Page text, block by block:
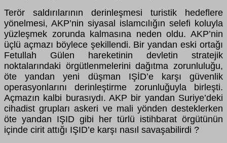
Terör saldırılarının derinleşmesi turistik hedeflere
yönelmesi, AKP’nin siyasal islamcılığın selefi koluyla
yüzleşmek zorunda kalmasına neden oldu. AKP’nin
üçlü açmazı böylece şekillendi. Bir yandan eski ortağı
Fetullah Gülen hareketinin devletin stratejik
noktalarındaki örgütlenmelerini dağıtma zorunluluğu,
öte yandan yeni düşman IŞİD’e karşı güvenlik
operasyonlarını derinleştirme zorunluğuyla birleşti.
Açmazın kalbi burasıydı. AKP bir yandan Suriye’deki
cihadist grupları askeri ve mali yönden desteklerken
öte yandan IŞID gibi her türlü istihbarat örgütünün
içinde cirit attığı IŞID’e karşı nasıl savaşabilirdi ?